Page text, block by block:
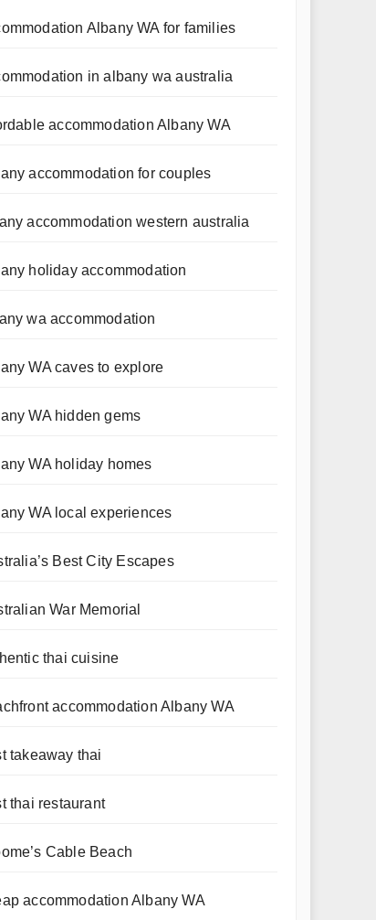
Albany WA for families
in albany wa australia
accommodation Albany WA
accommodation for couples
accommodation western australia
holiday accommodation
wa accommodation
WA caves to explore
WA hidden gems
WA holiday homes
WA local experiences
Best City Escapes
War Memorial
thai cuisine
accommodation Albany WA
takeaway thai
thai restaurant
Cable Beach
accommodation Albany WA